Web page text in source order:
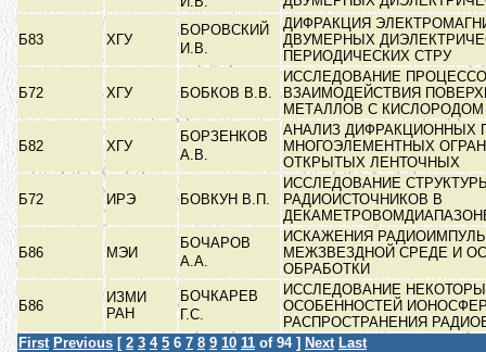
Б83 ХГУ
БОРОВСКИЙ
И.В.
ДИФРАКЦИЯ
ДВУМЕРНЫХ
ПЕРИОДИЧЕСКИХ СТРУ
Б72 ХГУ БОБКОВ В.В.
ИССЛЕДОВАНИЕ
ВЗАИМОДЕЙСТВИЯ
МЕТАЛЛОВ С
Б82 ХГУ
БОРЗЕНКОВ
А.В.
АНАЛИЗ ДИФРАКЦИОННЫХ
МНОГОЭЛЕМЕНТНЫХ
ОТКРЫТЫХ ЛЕНТОЧНЫХ
Б72 ИРЭ БОВКУН В.П.
ИССЛЕДОВАНИЕ
РАДИОИСТОЧНИКОВ В
Б86 МЭИ
БОЧАРОВ
А.А.
ИСКАЖЕНИЯ
МЕЖЗВЕЗДНОЙ СРЕДЕ И
ОБРАБОТКИ
Б86
ИЗМИ
РАН
БОЧКАРЕВ
Г.С.
ИССЛЕДОВАНИЕ
ОСОБЕННОСТЕЙ
РАСПРОСТРАНЕНИЯ
First Previous [ 2 3 4 5 6 7 8 9 10 11 of 94 ] Next Last